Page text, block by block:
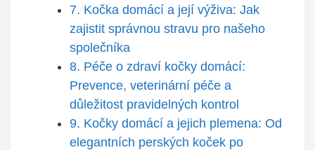
7. Kočka domácí a její výživa: Jak
zajistit správnou stravu pro našeho
společníka
8. Péče o zdraví kočky domácí:
Prevence, veterinární péče a
důležitost pravidelných kontrol
9. Kočky domácí a jejich plemena: Od
elegantních perských koček po